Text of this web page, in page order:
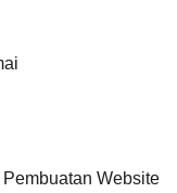
Website